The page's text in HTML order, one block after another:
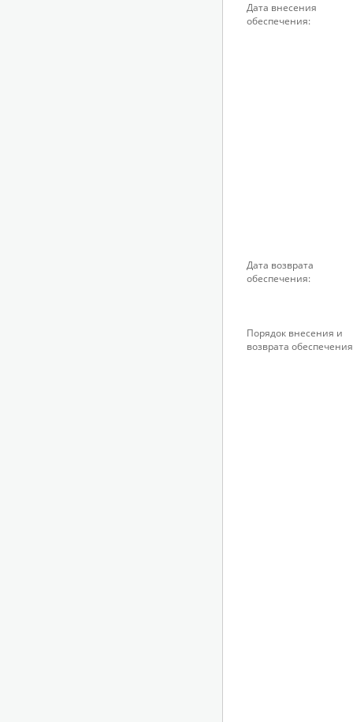
Дата внесения
обеспечения:
Дата возврата
обеспечения:
Порядок внесения и
возврата